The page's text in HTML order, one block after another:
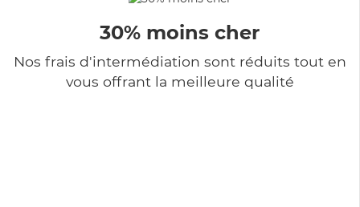
30% moins cher
Nos frais d'intermédiation sont réduits tout en
vous offrant la meilleure qualité